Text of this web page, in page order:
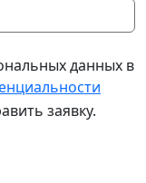
данных в
заявку.